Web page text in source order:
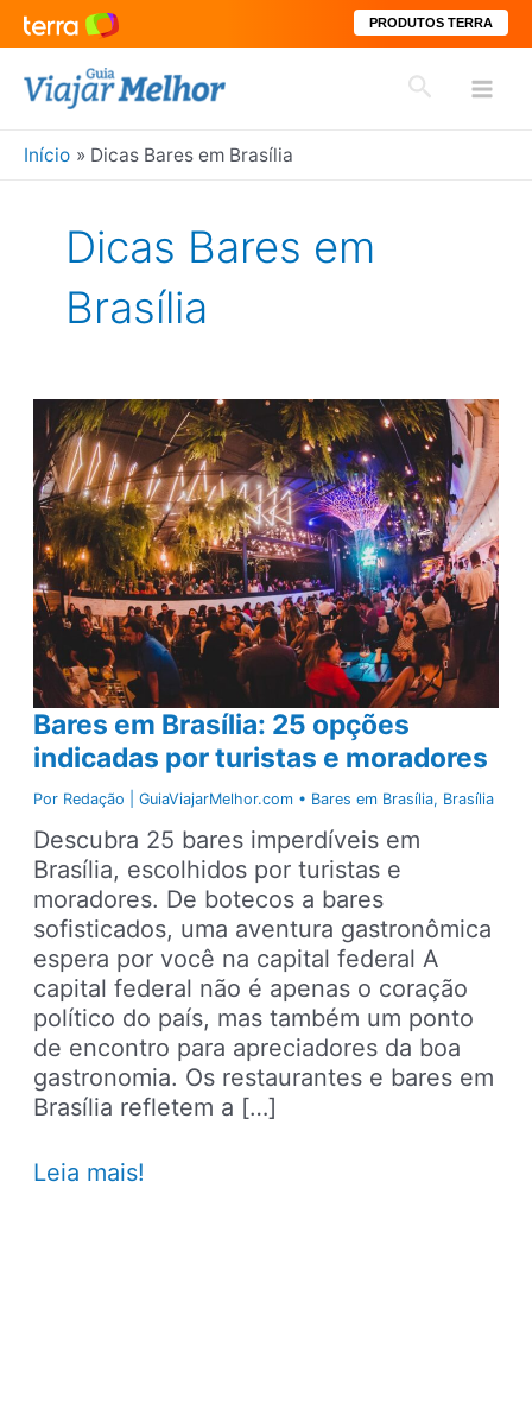
PRODUTOS TERRA
para
conteúdo
Pesquisar
Início Dicas Bares em Brasília
Dicas Bares em
Brasília
Bares em Brasília: 25 opções
indicadas por turistas e moradores
Por Redação | GuiaViajarMelhor.com • Bares em Brasília, Brasília
Descubra 25 bares imperdíveis em
Brasília, escolhidos por turistas e
moradores. De botecos a bares
sofisticados, uma aventura gastronômica
espera por você na capital federal A
capital federal não é apenas o coração
político do país, mas também um ponto
de encontro para apreciadores da boa
gastronomia. Os restaurantes e bares em
Brasília refletem a […]
Bares
Leia mais!